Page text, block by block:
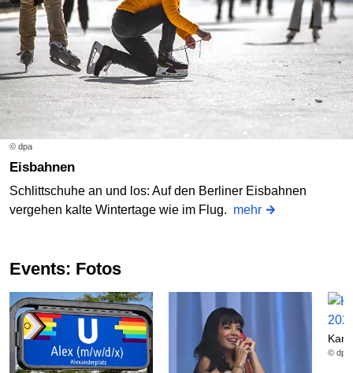
© dpa
Eisbahnen
Schlittschuhe an und los: Auf den Berliner Eisbahnen
vergehen kalte Wintertage wie im Flug. mehr
Events: Fotos
© dpa